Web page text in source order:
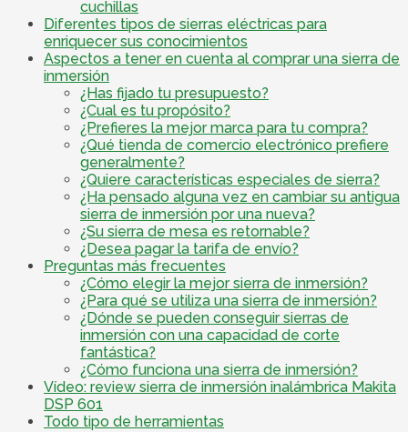
cuchillas
Diferentes tipos de sierras eléctricas para
enriquecer sus conocimientos
Aspectos a tener en cuenta al comprar una sierra de
inmersión
¿Has fijado tu presupuesto?
¿Cual es tu propósito?
¿Prefieres la mejor marca para tu compra?
¿Qué tienda de comercio electrónico prefiere
generalmente?
¿Quiere características especiales de sierra?
¿Ha pensado alguna vez en cambiar su antigua
sierra de inmersión por una nueva?
¿Su sierra de mesa es retornable?
¿Desea pagar la tarifa de envío?
Preguntas más frecuentes
¿Cómo elegir la mejor sierra de inmersión?
¿Para qué se utiliza una sierra de inmersión?
¿Dónde se pueden conseguir sierras de
inmersión con una capacidad de corte
fantástica?
¿Cómo funciona una sierra de inmersión?
Vídeo: review sierra de inmersión inalámbrica Makita
DSP 601
Todo tipo de herramientas